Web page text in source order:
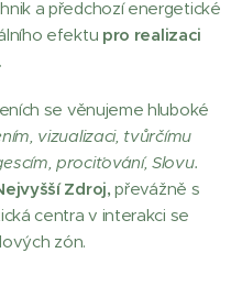
a předchozí energetické
efektu pro realizaci
se věnujeme hluboké
vizualizaci, tvůrčímu
prociťování, Slovu.
Zdroj, převážně s
centra v interakci se
zón.